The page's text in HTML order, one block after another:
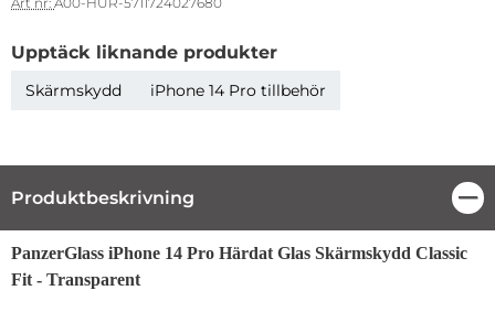
Upptäck liknande produkter
Skärmskydd iPhone 14 Pro tillbehör
Produktbeskrivning
Produktbeskrivning
PanzerGlass iPhone 14 Pro Härdat Glas Skärmskydd Classic
Fit - Transparent